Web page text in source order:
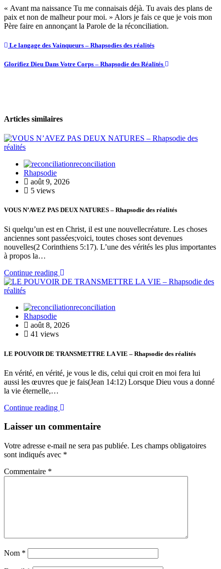
« Avant ma naissance Tu me connaisais déjà. Tu avais des plans de
paix et non de malheur pour moi. » Alors je fais ce que je vois mon
Père faire en annonçant la Parole de la réconciliation.
Le langage des Vainqueurs – Rhapsodies des réalités
Glorifiez Dieu Dans Votre Corps – Rhapsodie des Réalités
Articles similaires
reconciliation
Rhapsodie
août 9, 2026
5 views
VOUS N’AVEZ PAS DEUX NATURES – Rhapsodie des réalités
Si quelqu’un est en Christ, il est une nouvellecréature. Les choses
anciennes sont passées;voici, toutes choses sont devenues
nouvelles(2 Corinthiens 5:17). L’une des vérités les plus importantes
à propos la…
Continue reading
reconciliation
Rhapsodie
août 8, 2026
41 views
LE POUVOIR DE TRANSMETTRE LA VIE – Rhapsodie des réalités
En vérité, en vérité, je vous le dis, celui qui croit en moi fera lui
aussi les œuvres que je fais(Jean 14:12) Lorsque Dieu vous a donné
la vie éternelle,…
Continue reading
Laisser un commentaire
Votre adresse e-mail ne sera pas publiée. Les champs obligatoires
sont indiqués avec *
Commentaire *
Nom *